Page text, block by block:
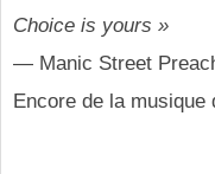
Choice is yours »
— Manic Street
Encore de la musique